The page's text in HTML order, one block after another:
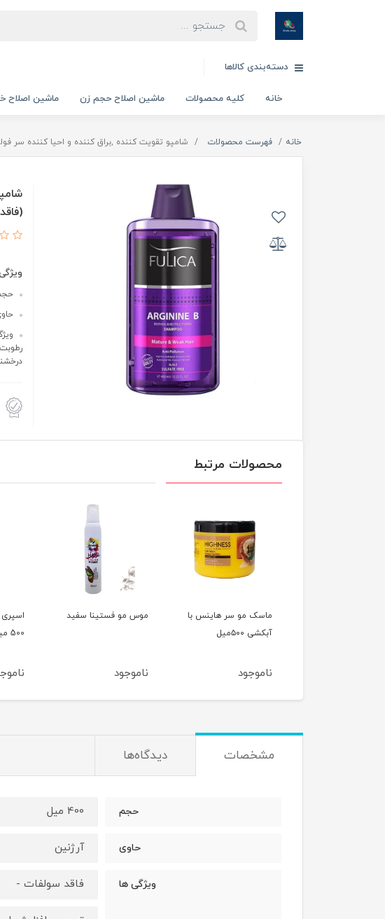
دسته‌بندی کالاها
خانه کلیه محصولات ماشین اصلاح حجم زن ماشین اصلاح
خانه فهرست محصولات شامپو تقویت کننده ,براق کننده و احیا کننده سر فولیکا 400 میل (فاقد
حجم:
محصولات مرتبط
موس مو فستینا سفید
ناموجود
اسپری ماسک مو سوپکس
ناموجود
میل
مشخصات دیدگاه‌ها
حجم 400 میل
حاوی آرژنین
ویژگی ها فاقد سولفات -